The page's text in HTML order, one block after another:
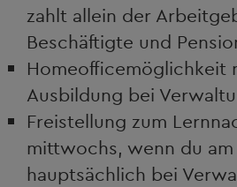
zahlt allein der
Beschäftigte und
Homeofficemöglichkeit
Ausbildung bei
Freistellung zum
mittwochs, wenn du
hauptsächlich bei